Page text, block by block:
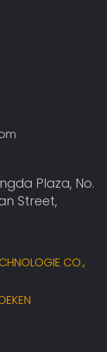
Plaza, No.
Street,
CO.,